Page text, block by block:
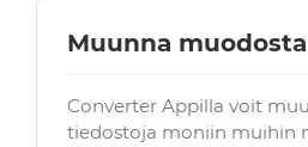
Muunna
Converter Appilla voit
tiedostoja moniin muihin